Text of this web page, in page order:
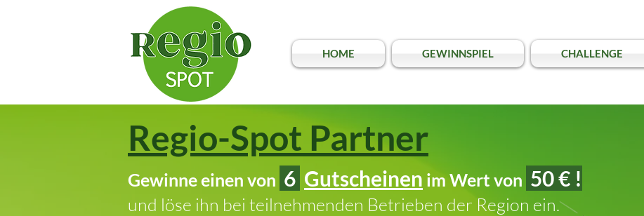
HOME GEWINNSPIEL CHALLENGE
Regio-Spot Partner
Gewinne einen von 6 Gutscheinen im Wert von 50 € !
und löse ihn bei teilnehmenden Betrieben der Region ein.